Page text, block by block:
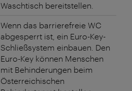
Waschtisch bereitstellen.
Wenn das barrierefreie WC
abgesperrt ist, ein Euro-Key-
Schließsystem einbauen. Den
Euro-Key können Menschen
mit Behinderungen beim
Österreichischen